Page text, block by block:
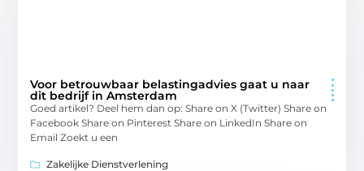
Voor betrouwbaar belastingadvies gaat u naar
dit bedrijf in Amsterdam
Goed artikel? Deel hem dan op: Share on X (Twitter) Share on
Facebook Share on Pinterest Share on LinkedIn Share on
Email Zoekt u een
Zakelijke Dienstverlening